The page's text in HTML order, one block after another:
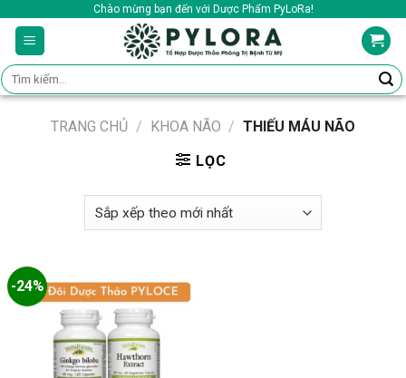
content
Chào mừng bạn đến với Dược Phẩm PyLoRa!
Tìm
kiếm:
TRANG CHỦ / KHOA NÃO / THIẾU MÁU NÃO
LỌC
-24%